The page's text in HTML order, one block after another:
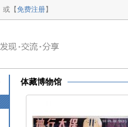
或【免费注册】
体藏博物馆